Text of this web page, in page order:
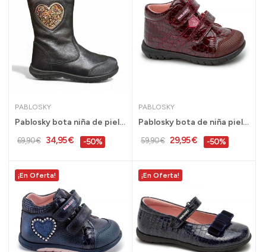
PABLOSKY
Pablosky bota niña de piel con cremallera negro...
69,90 € 34,95 € -50%
PABLOSKY
Pablosky bota de niña piel burdeos charol 21 al...
59,90 € 29,95 € -50%
¡En Oferta! ¡En Oferta!